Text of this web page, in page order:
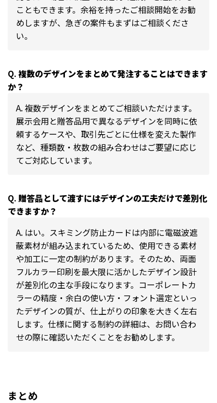
こともできます。余裕を持ったご相談開始をお勧
めしますが、急ぎの案件もまずはご相談くださ
い。
Q. 複数のデザインをまとめて発注することはできます
か？
A.複数デザインをまとめてご相談いただけます。
展示会用と贈答品用で異なるデザインを同時に依
頼するケースや、取引先ごとに仕様を変えた製作
など、種類数・枚数の組み合わせはご要望に応じ
てご対応しています。
Q. 贈答品として渡すにはデザインの工夫だけで差別化
できますか？
A. はい。スキミング防止カードは内部に電磁波遮
蔽素材が組み込まれているため、使用できる素材
や加工に一定の制約があります。そのため、両面
フルカラー印刷を最大限に活かしたデザイン設計
が差別化の主な手段になります。コーポレートカ
ラーの精度・余白の使い方・フォント選定といっ
たデザインの質が、仕上がりの印象を大きく左右
します。仕様に関する制約の詳細は、お問い合わ
せの際に確認いただくことをお勧めします。
まとめ